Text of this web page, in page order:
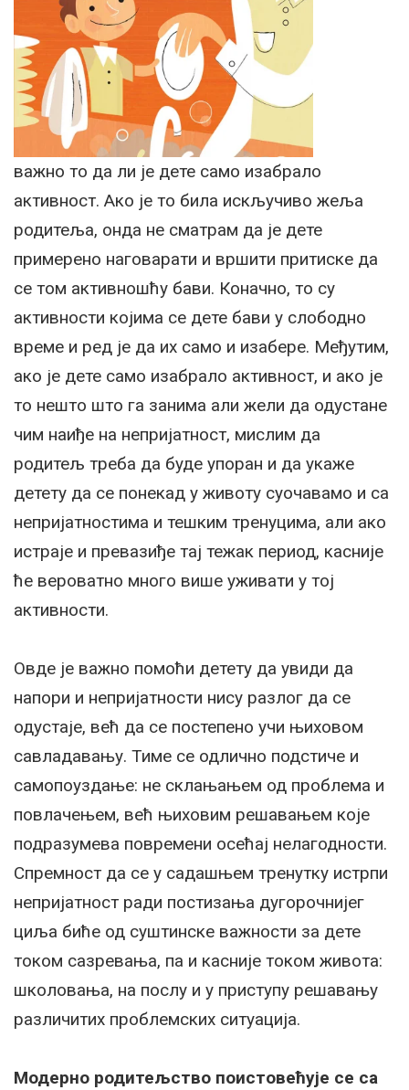
важно то да ли је дете само изабрало
активност. Ако је то била искључиво жеља
родитеља, онда не сматрам да је дете
примерено наговарати и вршити притиске да
се том активношћу бави. Коначно, то су
активности којима се дете бави у слободно
време и ред је да их само и изабере. Међутим,
ако је дете само изабрало активност, и ако је
то нешто што га занима али жели да одустане
чим наиђе на непријатност, мислим да
родитељ треба да буде упоран и да укаже
детету да се понекад у животу суочавамо и са
непријатностима и тешким тренуцима, али ако
истраје и превазиђе тај тежак период, касније
ће вероватно много више уживати у тој
активности.
Овде је важно помоћи детету да увиди да
напори и непријатности нису разлог да се
одустаје, већ да се постепено учи њиховом
савладавању. Тиме се одлично подстиче и
самопоуздање: не склањањем од проблема и
повлачењем, већ њиховим решавањем које
подразумева повремени осећај нелагодности.
Спремност да се у садашњем тренутку истрпи
непријатност ради постизања дугорочнијег
циља биће од суштинске важности за дете
током сазревања, па и касније током живота:
школовања, на послу и у приступу решавању
различитих проблемских ситуација.
Модерно родитељство поистовећује се са